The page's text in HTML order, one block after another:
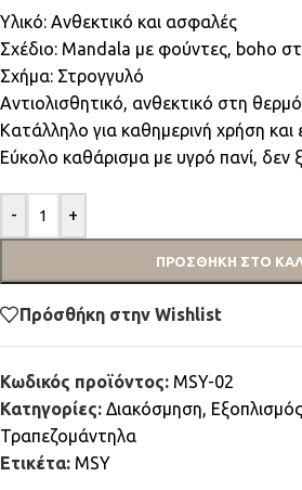
Υλικό: Ανθεκτικό και ασφαλές
Σχέδιο: Mandala με φούντες, boho
Σχήμα: Στρογγυλό
Αντιολισθητικό, ανθεκτικό στη
Κατάλληλο για καθημερινή χρήση και
Εύκολο καθάρισμα με υγρό πανί, δεν
- +
ΠΡΟΣΘΉΚΗ ΣΤΟ
Πρόσθήκη στην Wishlist
Κωδικός προϊόντος: MSY-02
Κατηγορίες: Διακόσμηση,
Τραπεζομάντηλα
Ετικέτα: MSY